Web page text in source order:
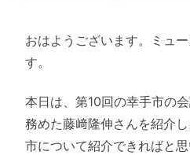
おはようございます。ミュ
す。
本日は、第10回の幸手市の
務めた藤﨑隆伸さんを紹介
市について紹介できればと